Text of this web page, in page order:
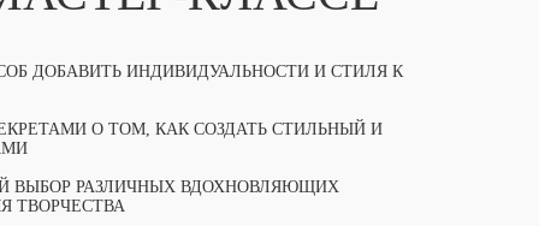
ДОБАВИТЬ ИНДИВИДУАЛЬНОСТИ И СТИЛЯ К
О ТОМ, КАК СОЗДАТЬ СТИЛЬНЫЙ И
ВЫБОР РАЗЛИЧНЫХ ВДОХНОВЛЯЮЩИХ
ТВОРЧЕСТВА